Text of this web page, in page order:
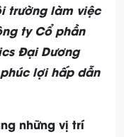
trường làm việc
ty Cổ phần
Đại Dương
lợi hấp dẫn
những vị trí